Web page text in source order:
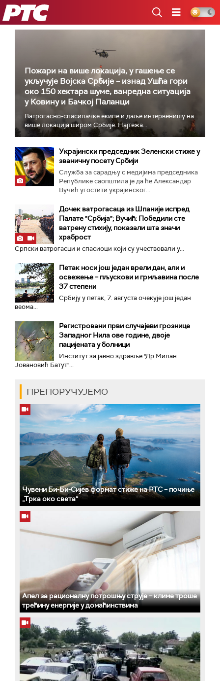
РТС
Пожари на више локација, у гашење се
укључује Војска Србије – изнад Ушћа гори
око 150 хектара шуме, ванредна ситуација
у Ковину и Бачкој Паланци
Ватрогасно-спасилачке екипе и даље интервенишу на
више локација широм Србије. Најтежа...
Украјински председник Зеленски стиже у
званичну посету Србији
Служба за сарадњу с медијима председника
Републике саопштила је да ће Александар
Вучић угостити украјинског...
Дочек ватрогасаца из Шпаније испред
Палате "Србија"; Вучић: Победили сте
ватрену стихију, показали шта значи
храброст
Српски ватрогасци и спасиоци који су учествовали у...
Петак носи још један врели дан, али и
освежење – пљускови и грмљавина после
37 степени
Србију у петак, 7. августа очекује још један
веома...
Регистровани први случајеви грознице
Западног Нила ове године, двоје
пацијената у болници
Институт за јавно здравље "Др Милан
Јовановић Батут"...
ПРЕПОРУЧУЈЕМО
Чувени Би-Би-Сијев формат стиже на РТС – почиње
„Трка око света“
Апел за рационалну потрошњу струје – климе троше
трећину енергије у домаћинствима